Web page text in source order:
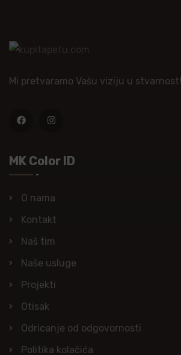
Mi pretvaramo Vašu viziju u stvarnost!
MK Color ID
O nama
Kontakt
Naš tim
Naše usluge
Projekti
Otisak
Odricanje od odgovornosti
Politika kolačića